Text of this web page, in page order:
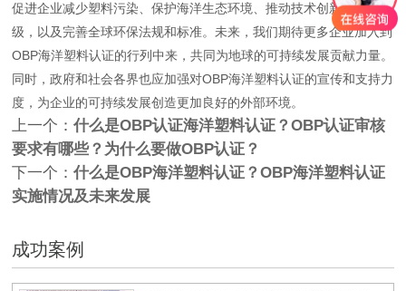
促进企业减少塑料污染、保护海洋生态环境、推动技术创新和产业升
级，以及完善全球环保法规和标准。未来，我们期待更多企业加入到
OBP海洋塑料认证的行列中来，共同为地球的可持续发展贡献力量。
同时，政府和社会各界也应加强对OBP海洋塑料认证的宣传和支持力
度，为企业的可持续发展创造更加良好的外部环境。
上一个：什么是OBP认证海洋塑料认证？OBP认证审核
要求有哪些？为什么要做OBP认证？
下一个：什么是OBP海洋塑料认证？OBP海洋塑料认证
实施情况及未来发展
成功案例